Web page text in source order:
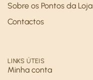
Sobre os Pontos da Loja
Contactos
LINKS ÚTEIS
Minha conta